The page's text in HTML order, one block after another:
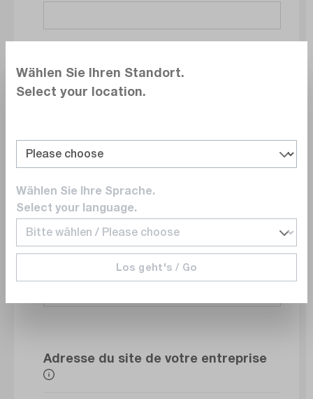
E-mail
Numéro de téléphone
Adresse du site de votre entreprise
Wählen Sie Ihren Standort.
Select your location.
Wählen Sie Ihre Sprache.
Select your language.
Los geht's / Go